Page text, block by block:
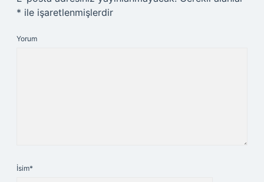
* ile işaretlenmişlerdir
Yorum
İsim*